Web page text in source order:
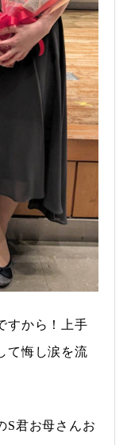
すから！上手
て悔し涙を流
S君お母さんお